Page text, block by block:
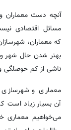
آنچه دست معماران
مسائل اقتصادی
که معماران،
بهتر شدن حال شهر
ناشی از کم حوصلگی و
معماری و شهرسازی
آن بسیار زیاد است
می‌خواهیم معماری